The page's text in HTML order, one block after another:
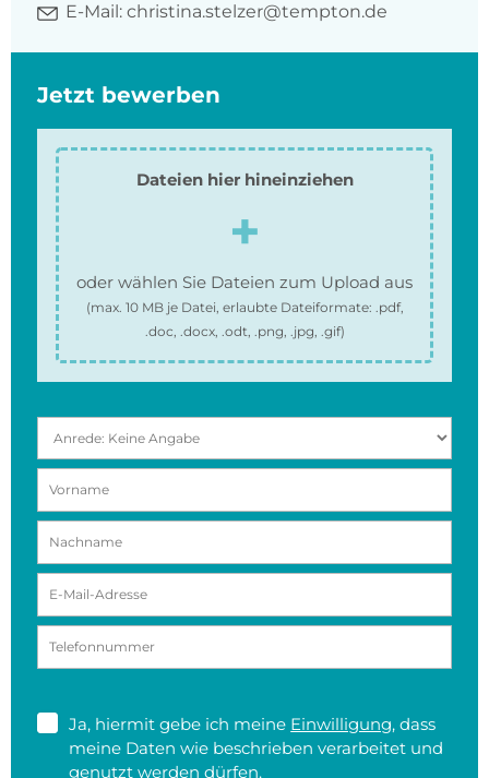
E-Mail: christina.stelzer@tempton.de
Jetzt bewerben
Dateien hier hineinziehen
oder wählen Sie Dateien zum Upload aus
(max. 10 MBje Datei, erlaubte Dateiformate: .pdf,
.doc, .docx, .odt, .png, .jpg, .gif)
Ja, hiermit gebe ich meine Einwilligung, dass
meine Daten wie beschrieben verarbeitet und
genutzt werden dürfen.